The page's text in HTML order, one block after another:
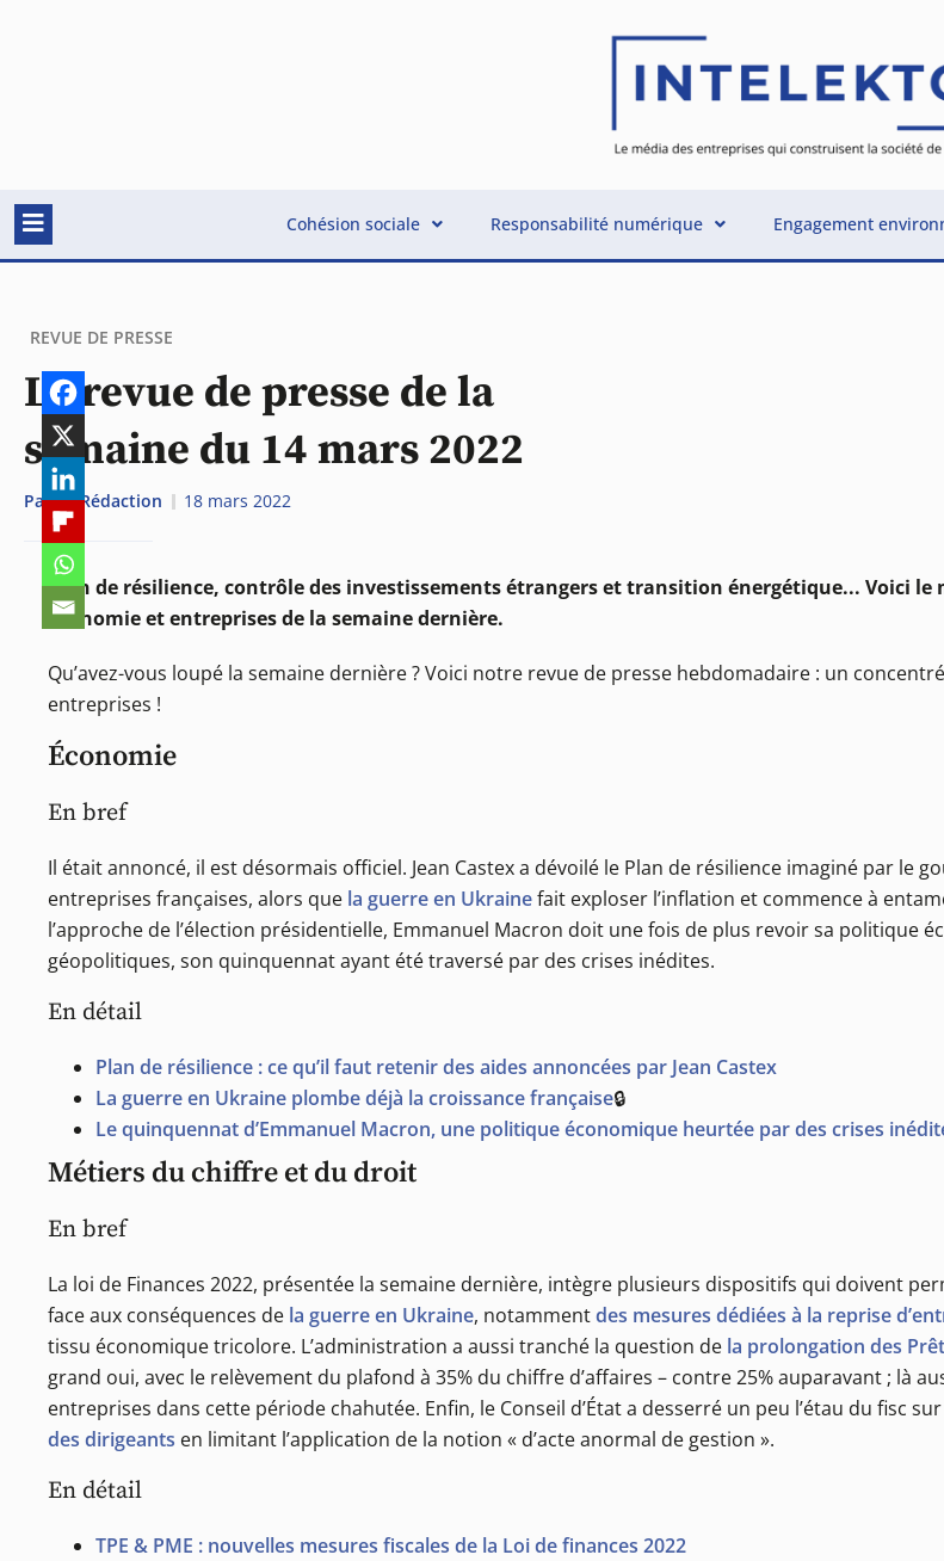
Cohésion sociale Responsabilité numérique Engagement
REVUE DE PRESSE
La revue de presse de la
semaine du 14 mars 2022
ParLa Rédaction 18 mars 2022
Plan de résilience, contrôle des investissements étrangers et transition énergétique... Voici le
économie et entreprises de la semaine dernière.
Qu’avez-vous loupé la semaine dernière ? Voici notre revue de presse hebdomadaire : un
entreprises !
Économie
En bref
Il était annoncé, il est désormais officiel. Jean Castex a dévoilé le Plan de résilience imaginé par le
entreprises françaises, alors que la guerre en Ukrainefait exploser l’inflation et commence à
l’approche de l’élection présidentielle, Emmanuel Macron doit une fois de plus revoir sa politique
géopolitiques, son quinquennat ayant été traversé par des crises inédites.
En détail
Plan de résilience : ce qu’il faut retenir des aides annoncées par Jean Castex
La guerre en Ukraine plombe déjà la croissance française🔒
Le quinquennat d’Emmanuel Macron, une politique économique heurtée par des crises
Métiers du chiffre et du droit
En bref
La loi de Finances 2022, présentée la semaine dernière, intègre plusieurs dispositifs qui doivent
face aux conséquences de la guerre en Ukraine, notammentdes mesures dédiées à la reprise
tissu économique tricolore. L’administration a aussi tranché la question de la prolongation des
grand oui, avec le relèvement du plafond à 35% du chiffre d’affaires – contre 25% auparavant ; là
entreprises dans cette période chahutée. Enfin, le Conseil d’État a desserré un peu l’étau du fisc sur
des dirigeants en limitant l’application de la notion « d’acte anormal de gestion ».
En détail
TPE & PME : nouvelles mesures fiscales de la Loi de finances 2022